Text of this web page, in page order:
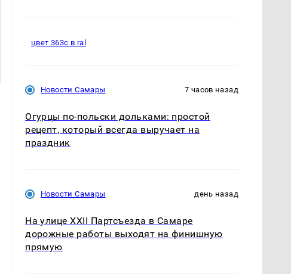
цвет 363с в ral
Новости Самары 7 часов назад
Огурцы по‑польски дольками: простой
рецепт, который всегда выручает на
праздник
Новости Самары день назад
На улице XXII Партсъезда в Самаре
дорожные работы выходят на финишную
прямую